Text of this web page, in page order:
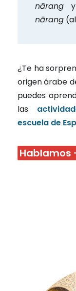
nārang
nārang
¿Te ha
origen árabe
puedes
las
escuela de
Hablamos